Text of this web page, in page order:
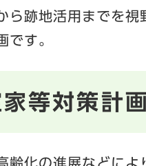
ら跡地活用までを
です。
等対策計
化の進展などによ